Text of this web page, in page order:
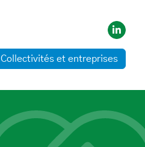
Collectivités et entreprises